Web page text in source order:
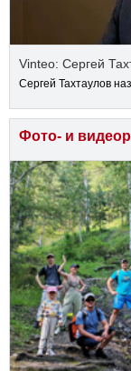
Vinteo: Сергей
Сергей Тахтаулов
Фото- и